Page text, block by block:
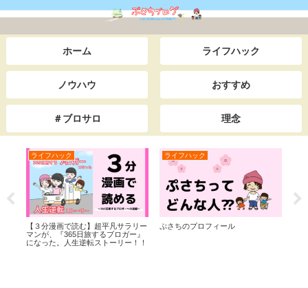
ホーム ライフハック
ノウハウ おすすめ
＃ブロサロ 理念
ライフハック
【３分漫画で読む】超平凡サラリー
マンが、『365日旅するブロガー』
になった。人生逆転ストーリー！！
ライフハック
ぷさちのプロフィール